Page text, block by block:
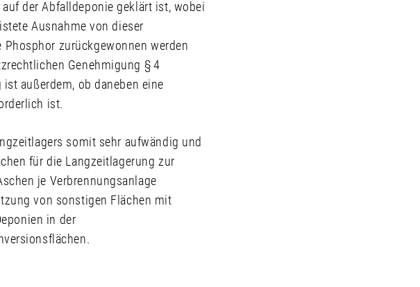
der Abfalldeponie geklärt ist, wobei
Ausnahme von dieser
zurückgewonnen werden
Genehmigung § 4
außerdem, ob daneben eine
ist.
somit sehr aufwändig und
für die Langzeitlagerung zur
je Verbrennungsanlage
von sonstigen Flächen mit
in der